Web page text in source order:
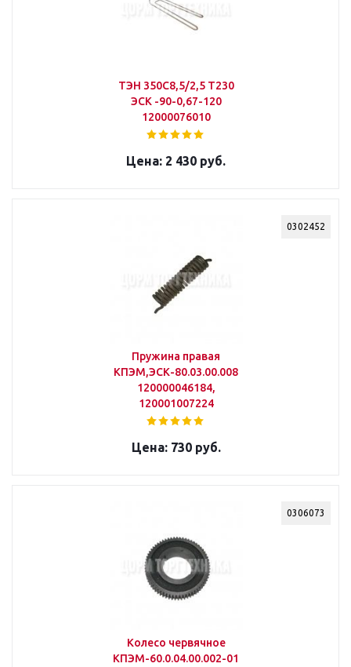
ТЭН 350C8,5/2,5 T230
ЭСК -90-0,67-120
12000076010
2 430 руб.
0302452
Пружина правая
КПЭМ,ЭСК-80.03.00.008
120000046184,
120001007224
730 руб.
0306073
Колесо червячное
КПЭМ-60.0.04.00.002-01